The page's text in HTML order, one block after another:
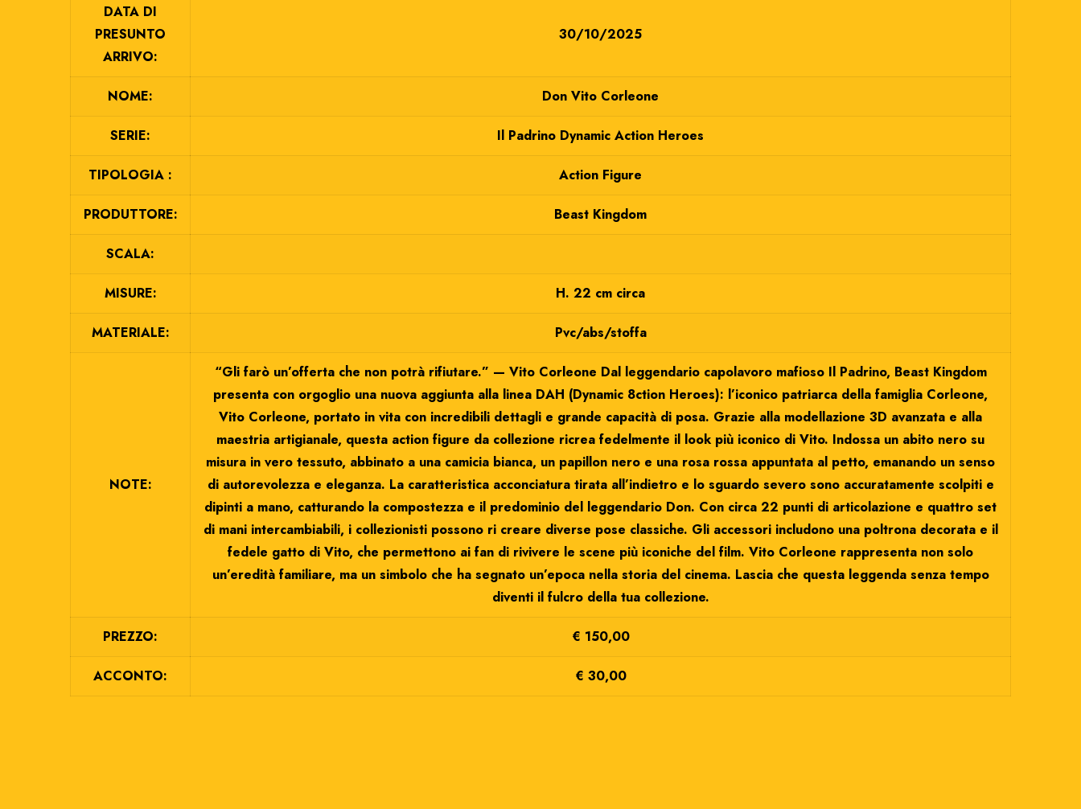
DATA DI
PRESUNTO
ARRIVO:
30/10/2025
NOME: Don Vito Corleone
SERIE: Il Padrino Dynamic Action Heroes
TIPOLOGIA : Action Figure
PRODUTTORE: Beast Kingdom
SCALA:
MISURE: H. 22 cm circa
MATERIALE: Pvc/abs/stoffa
NOTE:
“Gli farò un’offerta che non potrà rifiutare.” — Vito Corleone Dal leggendario capolavoro mafioso Il Padrino, Beast Kingdom
presenta con orgoglio una nuova aggiunta alla linea DAH (Dynamic 8ction Heroes): l’iconico patriarca della famiglia Corleone,
Vito Corleone, portato in vita con incredibili dettagli e grande capacità di posa. Grazie alla modellazione 3D avanzata e alla
maestria artigianale, questa action figure da collezione ricrea fedelmente il look più iconico di Vito. Indossa un abito nero su
misura in vero tessuto, abbinato a una camicia bianca, un papillon nero e una rosa rossa appuntata al petto, emanando un senso
di autorevolezza e eleganza. La caratteristica acconciatura tirata all’indietro e lo sguardo severo sono accuratamente scolpiti e
dipinti a mano, catturando la compostezza e il predominio del leggendario Don. Con circa 22 punti di articolazione e quattro set
di mani intercambiabili, i collezionisti possono ri creare diverse pose classiche. Gli accessori includono una poltrona decorata e il
fedele gatto di Vito, che permettono ai fan di rivivere le scene più iconiche del film. Vito Corleone rappresenta non solo
un’eredità familiare, ma un simbolo che ha segnato un’epoca nella storia del cinema. Lascia che questa leggenda senza tempo
diventi il fulcro della tua collezione.
PREZZO: € 150,00
ACCONTO: € 30,00